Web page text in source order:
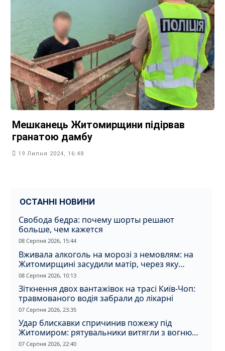
Мешканець Житомирщини підірвав
гранатою дамбу
19 Липня 2024, 16:48
ОСТАННІ НОВИНИ
Свобода бедра: почему шорты решают
больше, чем кажется
08 Серпня 2026, 15:44
Вживала алкоголь на морозі з немовлям: на
Житомирщині засудили матір, через яку
дитина отримала обмороження
08 Серпня 2026, 10:13
Зіткнення двох вантажівок на трасі Київ-Чоп:
травмованого водія забрали до лікарні
07 Серпня 2026, 23:35
Удар блискавки спричинив пожежу під
Житомиром: рятувальники витягли з вогню
кота
07 Серпня 2026, 22:40